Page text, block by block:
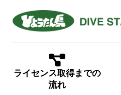
ライセンス取得までの
流れ